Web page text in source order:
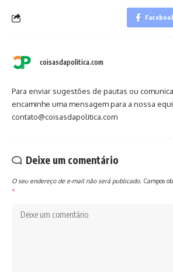
coisasdapolitica.com
Para enviar sugestões de pautas ou
encaminhe uma mensagem para a nossa
contato@coisasdapolitica.com
Deixe um comentário
O seu endereço de e-mail não será publicado. Campos
*